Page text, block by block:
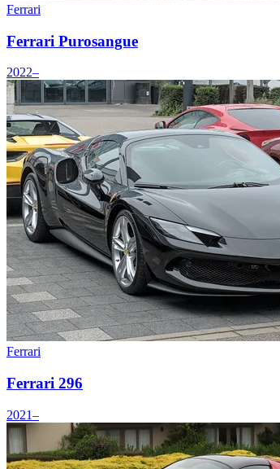
Ferrari
Ferrari Purosangue
2022–
Ferrari
Ferrari 296
2021–